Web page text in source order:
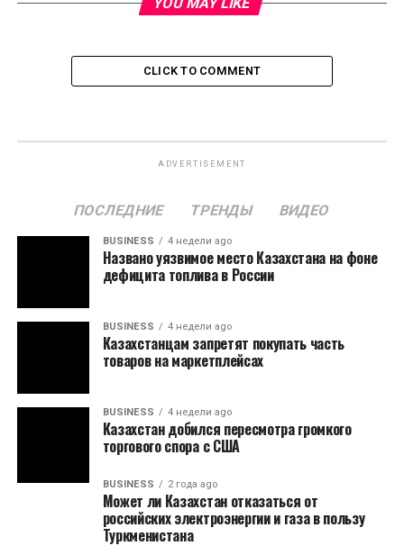
CLICK TO COMMENT
ADVERTISEMENT
ПОСЛЕДНИЕ ТРЕНДЫ ВИДЕО
BUSINESS 4 недели ago
Названо уязвимое место Казахстана на фоне
дефицита топлива в России
BUSINESS 4 недели ago
Казахстанцам запретят покупать часть
товаров на маркетплейсах
BUSINESS 4 недели ago
Казахстан добился пересмотра громкого
торгового спора с США
BUSINESS 2 года ago
Может ли Казахстан отказаться от
российских электроэнергии и газа в пользу
Туркменистана